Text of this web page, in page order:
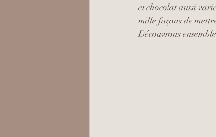
et chocolat aussi
mille façons de
Découvrons